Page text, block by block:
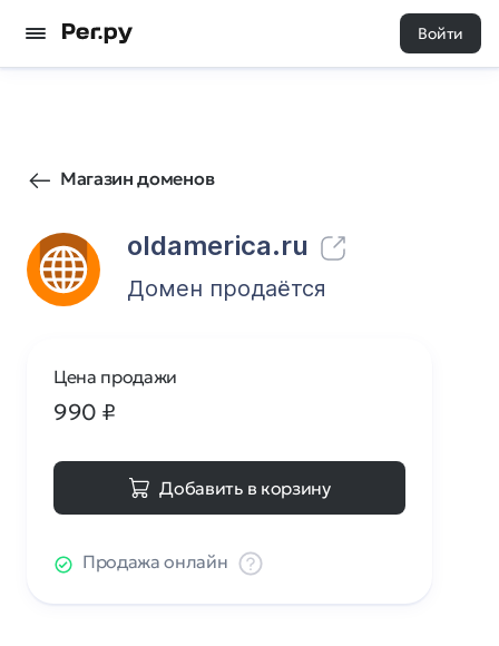
Войти
Магазин доменов
oldamerica.ru
0 0
Домен продаётся
Цена продажи
990 ₽
Добавить в корзину
Продажа онлайн